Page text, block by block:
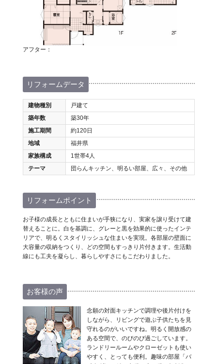
アフター：
リフォームデータ
建物種別
戸建て
築年数
築30年
施工期間
約120日
地域
福井県
家族構成
1世帯4人
テーマ
団らんキッチン、明るい部屋、広々、その他
リフォームポイント
お子様の成長とともに住まいが手狭になり、実家を譲り受けて建
替えることに。白を基調に、グレーと黒を効果的に使ったインテ
リアで、明るくスタイリッシュな住まいを実現。各部屋の壁面に
大容量の収納をつくり、どの空間もすっきり片付きます。生活動
線にも工夫を凝らし、暮らしやすさにもこだわりました。
お客様の声
念願の対面キッチンで調理や後片付けを
しながら、リビングで遊ぶ子供たちを見
守れるのがいいですね。明るく開放感の
ある空間で、のびのび過ごしています。
ランドリールームやクローゼットも使い
やすく、とっても便利。趣味の部屋「バ